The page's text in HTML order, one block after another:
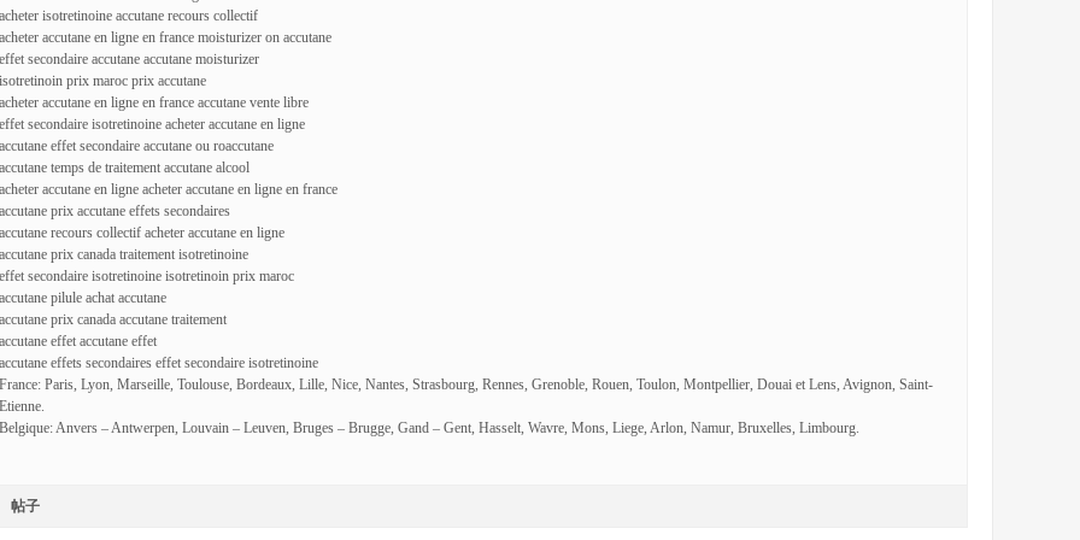
acheter isotretinoine accutane recours collectif
acheter accutane en ligne en france moisturizer on accutane
effet secondaire accutane accutane moisturizer
isotretinoin prix maroc prix accutane
acheter accutane en ligne en france accutane vente libre
effet secondaire isotretinoine acheter accutane en ligne
accutane effet secondaire accutane ou roaccutane
accutane temps de traitement accutane alcool
acheter accutane en ligne acheter accutane en ligne en france
accutane prix accutane effets secondaires
accutane recours collectif acheter accutane en ligne
accutane prix canada traitement isotretinoine
effet secondaire isotretinoine isotretinoin prix maroc
accutane pilule achat accutane
accutane prix canada accutane traitement
accutane effet accutane effet
accutane effets secondaires effet secondaire isotretinoine
France: Paris, Lyon, Marseille, Toulouse, Bordeaux, Lille, Nice, Nantes, Strasbourg, Rennes, Grenoble, Rouen, Toulon, Montpellier, Douai et Lens, Avignon, Saint-
Etienne.
Belgique: Anvers – Antwerpen, Louvain – Leuven, Bruges – Brugge, Gand – Gent, Hasselt, Wavre, Mons, Liege, Arlon, Namur, Bruxelles, Limbourg.
帖子